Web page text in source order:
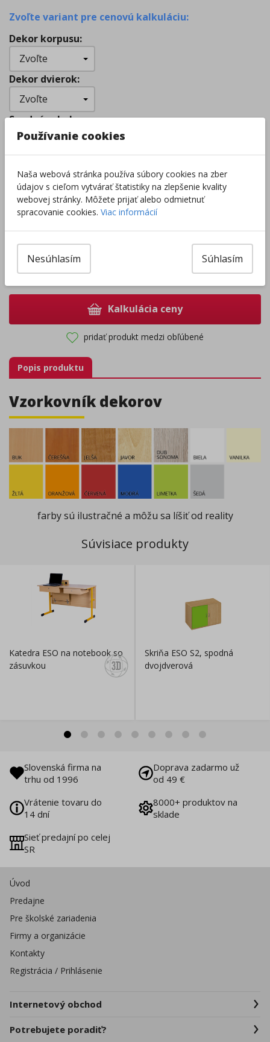
Zvoľte variant pre cenovú kalkuláciu:
Dekor korpusu:
Dekor dvierok:
Spodný sokel:
Cena:dohodou
+
Kalkulácia ceny
pridať produkt medzi obľúbené
Popis produktu
Vzorkovník dekorov
farby sú ilustračné a môžu sa líšiť od reality
Súvisiace produkty
Katedra ESO na notebook so
zásuvkou
Skriňa ESO S2, spodná
dvojdverová
Slovenská firma na
trhu od 1996
Doprava zadarmo už
od 49 €
Vrátenie tovaru do
14 dní
8000+ produktov na
sklade
Sieť predajní po celej
SR
Úvod
Predajne
Pre školské zariadenia
Firmy a organizácie
Kontakty
Registrácia / Prihlásenie
Internetový obchod
Potrebujete poradiť?
Používanie cookies
Naša webová stránka používa súbory cookies na zber
údajov s cieľom vytvárať štatistiky na zlepšenie kvality
webovej stránky. Môžete prijať alebo odmietnuť
spracovanie cookies. Viac informácií
Súhlasím
Nesúhlasím